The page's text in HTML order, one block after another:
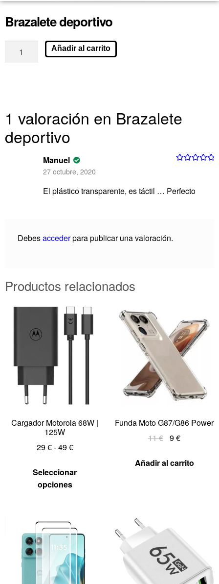
Brazalete deportivo
Añadir al carrito
1 valoración en Brazalete
deportivo
Manuel
27 octubre, 2020
El plástico transparente, es táctil … Perfecto
Debesaccederpara publicar una valoración.
Productos relacionados
Cargador Motorola 68W |
125W
29€-49€
Seleccionar
opciones
Funda Moto G87/G86 Power
11€ 9€
Añadir al carrito